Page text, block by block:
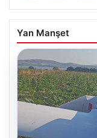
Yan Manşet